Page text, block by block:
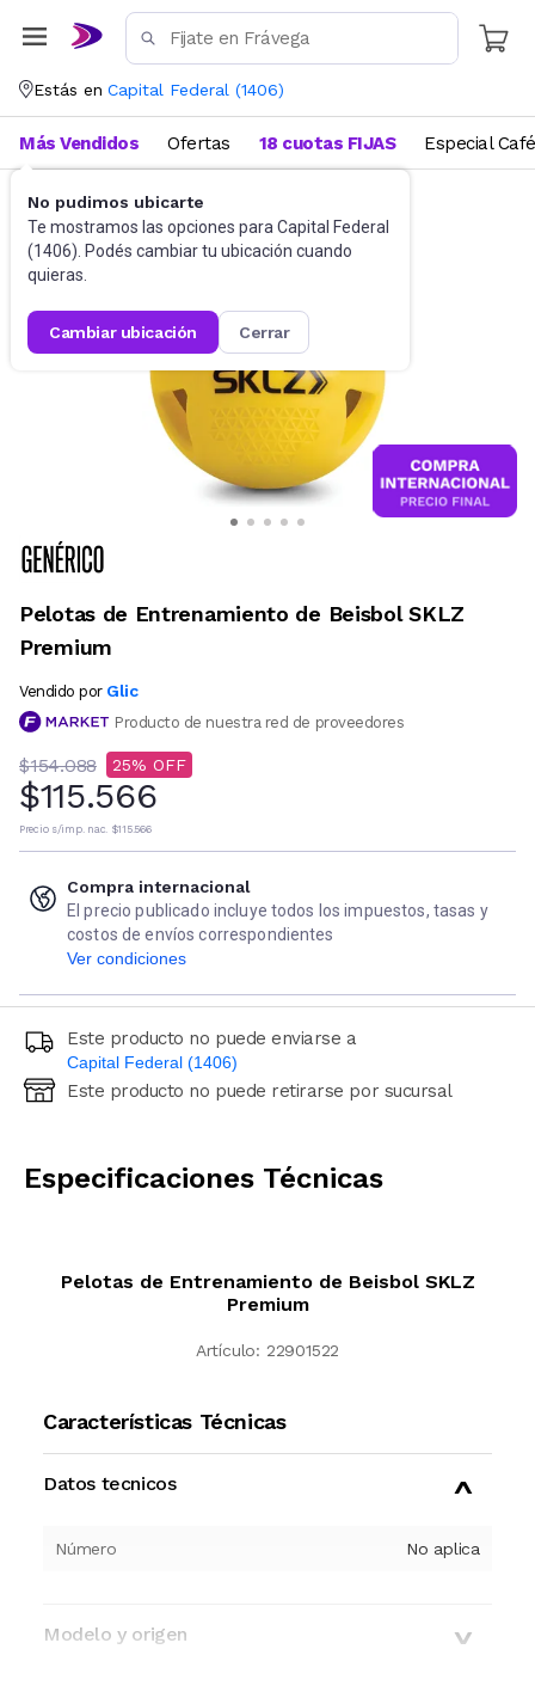
Estás en Capital Federal (1406)
No pudimos ubicarte
Te mostramos las opciones para Capital Federal
(1406). Podés cambiar tu ubicación cuando
quieras.
cambiar ubicación cerrar
Más Vendidos Ofertas 18 cuotas FIJAS Especial Café
Deportes y fitness
Pelotas de Entrenamiento de Beisbol SKLZ
Premium
Vendido por Glic
Producto de nuestra red de proveedores
$154.088 25
$115.566
Precio s/imp. nac. $115.566
Compra internacional
El precio publicado incluye todos los impuestos, tasas y
costos de envíos correspondientes
Ver condiciones
Este producto no puede enviarse a
Capital Federal (1406)
Ingresá código postal (sólo números)
Este producto no puede retirarse por sucursal
Especificaciones Técnicas
Pelotas de Entrenamiento de Beisbol SKLZ
Premium
Artículo: 22901522
Características Técnicas
Datos tecnicos
Número No aplica
Modelo y origen